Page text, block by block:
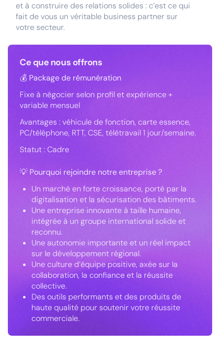
et à construire des relations solides : c’est ce qui
fait de vous un véritable business partner sur
votre secteur.
Ce que nous offrons
💰 Package de rémunération
Fixe à négocier selon profil et expérience +
variable mensuel
Avantages : véhicule de fonction, carte essence,
PC/téléphone, RTT, CSE, télétravail 1 jour/semaine.
Statut : Cadre
💡 Pourquoi rejoindre notre entreprise ?
Un marché en forte croissance, porté par la
digitalisation et la sécurisation des bâtiments.
Une entreprise innovante à taille humaine,
intégrée à un groupe international solide et
reconnu.
Une autonomie importante et un réel impact
sur le développement régional.
Une culture d’équipe positive, axée sur la
collaboration, la confiance et la réussite
collective.
Des outils performants et des produits de
haute qualité pour soutenir votre réussite
commerciale.